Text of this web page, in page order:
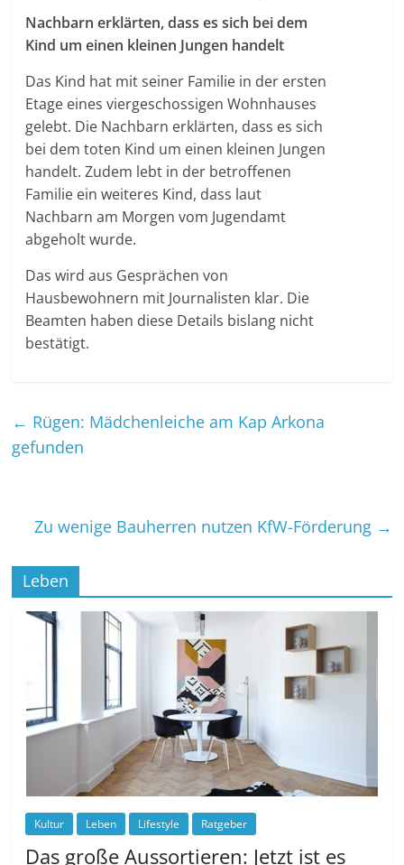
Nachbarn erklärten, dass es sich bei dem
Kind um einen kleinen Jungen handelt
Das Kind hat mit seiner Familie in der ersten
Etage eines viergeschossigen Wohnhauses
gelebt. Die Nachbarn erklärten, dass es sich
bei dem toten Kind um einen kleinen Jungen
handelt. Zudem lebt in der betroffenen
Familie ein weiteres Kind, dass laut
Nachbarn am Morgen vom Jugendamt
abgeholt wurde.
Das wird aus Gesprächen von
Hausbewohnern mit Journalisten klar. Die
Beamten haben diese Details bislang nicht
bestätigt.
← Rügen: Mädchenleiche am Kap Arkona
gefunden
Zu wenige Bauherren nutzen KfW-Förderung →
Leben
Kultur Leben Lifestyle Ratgeber
Das große Aussortieren: Jetzt ist es